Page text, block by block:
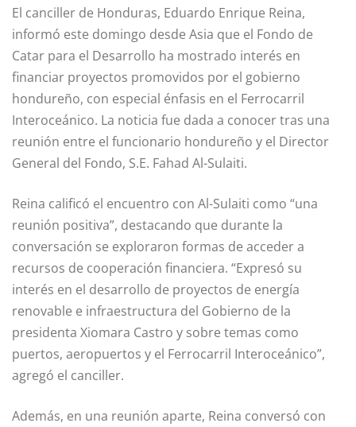
El canciller de Honduras, Eduardo Enrique Reina,
informó este domingo desde Asia que el Fondo de
Catar para el Desarrollo ha mostrado interés en
financiar proyectos promovidos por el gobierno
hondureño, con especial énfasis en el Ferrocarril
Interoceánico. La noticia fue dada a conocer tras una
reunión entre el funcionario hondureño y el Director
General del Fondo, S.E. Fahad Al-Sulaiti.
Reina calificó el encuentro con Al-Sulaiti como “una
reunión positiva”, destacando que durante la
conversación se exploraron formas de acceder a
recursos de cooperación financiera. “Expresó su
interés en el desarrollo de proyectos de energía
renovable e infraestructura del Gobierno de la
presidenta Xiomara Castro y sobre temas como
puertos, aeropuertos y el Ferrocarril Interoceánico”,
agregó el canciller.
Además, en una reunión aparte, Reina conversó con